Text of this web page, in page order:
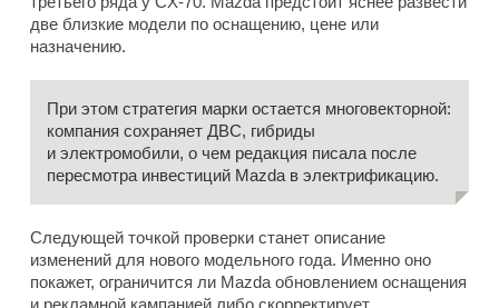
две близкие модели по оснащению, цене или
назначению.
При этом стратегия марки остается многовекторной:
компания сохраняет ДВС, гибриды
и электромобили, о чем редакция писала после
пересмотра инвестиций Mazda в электрификацию.
Следующей точкой проверки станет описание
изменений для нового модельного года. Именно оно
покажет, ограничится ли Mazda обновлением оснащения
и рекламной кампанией либо скорректирует